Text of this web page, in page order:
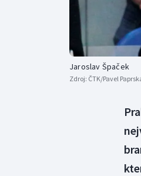
Jaroslav Špaček
Zdroj: ČTK/Pavel